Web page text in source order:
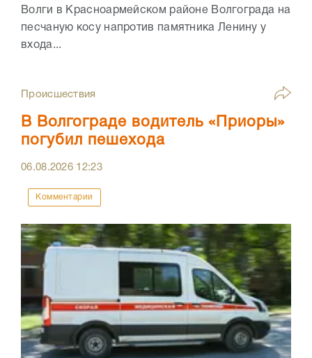
Волги в Красноармейском районе Волгограда на
песчаную косу напротив памятника Ленину у
входа...
Происшествия
В Волгограде водитель «Приоры»
погубил пешехода
06.08.2026 12:23
Комментарии